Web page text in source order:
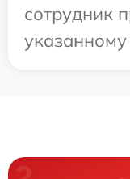
сотрудник
указанному